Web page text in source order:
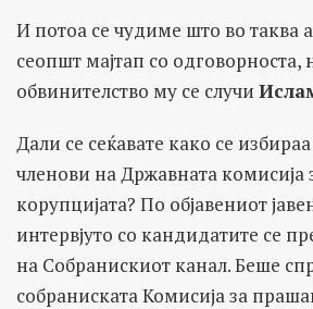
И потоа се чудиме што во таква
сеопшт мајтап со одговорноста,
обвинителство му се случи
Дали се сеќавате како се
членови на Државната комисија
корупцијата? По објавениот
интервјуто со кандидатите се
на Собранискиот канал. Беше
собраниската Комисија за